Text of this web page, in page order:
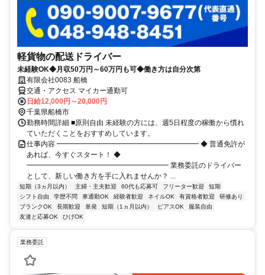
軽貨物の配送ドライバー
未経験OK◆月収50万円～60万円も可◆働き方は自分次第
有限会社0083 船橋
交通・アクセス マイカー通勤可
日給12,000円～20,000円
千葉県船橋市
勤務時間詳細 ■原則自由 未経験の方には、週5日程度の稼働から慣れ
ていただくことをおすすめしています。
仕事内容 ━━━━━━━━━━━━━━━━━━━━ ◆ 普通免許が
あれば、今すぐスタート！ ◆
━━━━━━━━━━━━━━━━━━━━ 業務委託のドライバー
として、新しい働き方を手に入れませんか？ ...
短期（3ヵ月以内） 主婦・主夫歓迎 60代も応募可 フリーター歓迎
短期
シフト自由
学歴不問 車通勤OK 経験者歓迎 ネイルOK 有資格者歓迎
研修あり
ブランクOK
長期歓迎 単発 短期（1ヵ月以内） ピアスOK
服装自由
友達と応募OK
ひげOK
業務委託